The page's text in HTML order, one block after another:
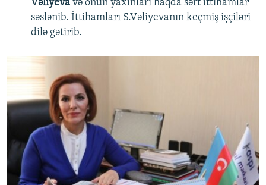
Vəliyeva və onun yaxınları haqda sərt ittihamlar
səslənib. İttihamları S.Vəliyevanın keçmiş işçiləri
dilə gətirib.